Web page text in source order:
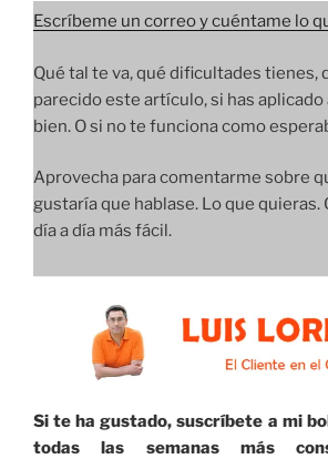
Escríbeme un correo y cuéntame lo
Qué tal te va, qué dificultades tienes,
parecido este artículo, si has aplicado
bien. O si no te funciona como
Aprovecha para comentarme sobre
gustaría que hablase. Lo que
día a día más fácil.
Si te ha gustado, suscríbete a mi
todas las semanas más